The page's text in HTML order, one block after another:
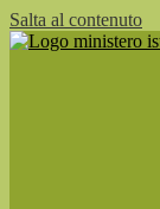
Salta al contenuto